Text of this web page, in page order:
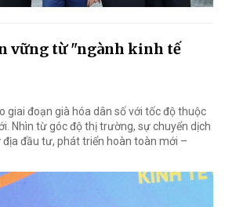
vững từ "ngành kinh tế
giai đoạn già hóa dân số với tốc độ thuộc
Nhìn từ góc độ thị trường, sự chuyển dịch
đầu tư, phát triển hoàn toàn mới –